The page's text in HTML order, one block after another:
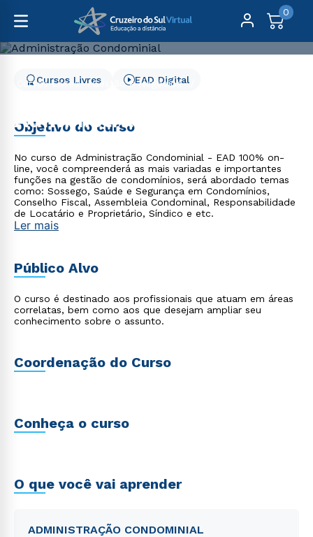
0
Cursos Livres
Gestão e Negócios
Administração
Condominial
Cursos Livres EAD Digital
Objetivo do curso
No curso de Administração Condominial - EAD 100% on-
line, você compreenderá as mais variadas e importantes
funções na gestão de condomínios, será abordado temas
como: Sossego, Saúde e Segurança em Condomínios,
Conselho Fiscal, Assembleia Condominal, Responsabilidade
de Locatário e Proprietário, Síndico e etc.
Ler mais
Público Alvo
O curso é destinado aos profissionais que atuam em áreas
correlatas, bem como aos que desejam ampliar seu
conhecimento sobre o assunto.
Coordenação do Curso
Conheça o curso
O que você vai aprender
ADMINISTRAÇÃO CONDOMINIAL